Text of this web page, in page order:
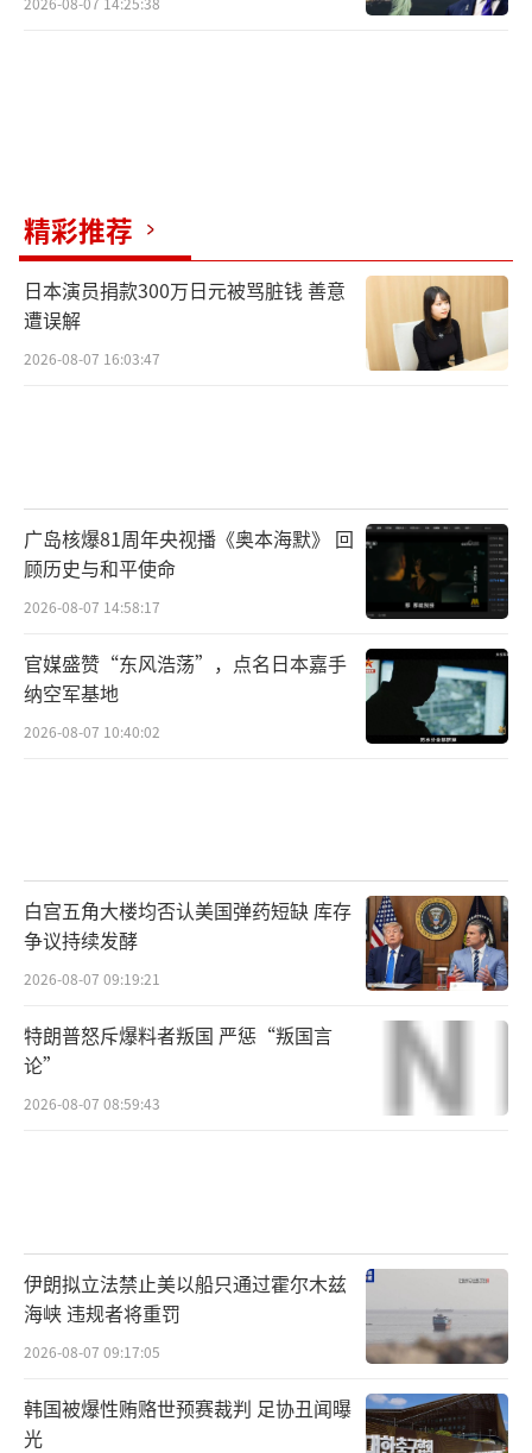
精彩推荐
日本演员捐款300万日元被骂脏钱 善意
遭误解
2026-08-07 16:03:47
广岛核爆81周年央视播《奥本海默》 回
顾历史与和平使命
2026-08-07 14:58:17
官媒盛赞“东风浩荡”，点名日本嘉手
纳空军基地
2026-08-07 10:40:02
白宫五角大楼均否认美国弹药短缺 库存
争议持续发酵
2026-08-07 09:19:21
特朗普怒斥爆料者叛国 严惩“叛国言
论”
2026-08-07 08:59:43
伊朗拟立法禁止美以船只通过霍尔木兹
海峡 违规者将重罚
2026-08-07 09:17:05
韩国被爆性贿赂世预赛裁判 足协丑闻曝
光